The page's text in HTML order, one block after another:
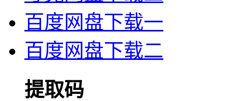
百度网盘下载一
百度网盘下载二
提取码